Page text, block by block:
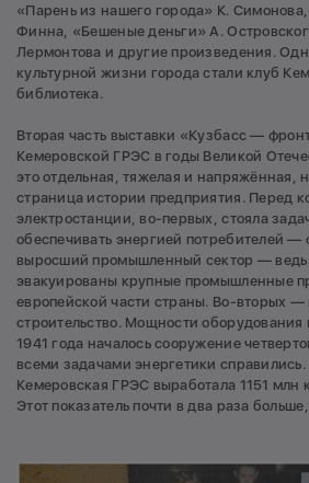
«Парень из нашего города» К.
Финна, «Бешеные деньги» А.
Лермонтова и другие произведения.
культурной жизни города стали клуб
библиотека.
Вторая часть выставки «Кузбасс —
Кемеровской ГРЭС в годы Великой
это отдельная, тяжелая и напряжённая,
страница истории предприятия. Перед
электростанции, во-первых, стояла
обеспечивать энергией потребителей
выросший промышленный сектор — ведь
эвакуированы крупные промышленные
европейской части страны. Во-вторых —
строительство. Мощности оборудования
1941 года началось сооружение
всеми задачами энергетики
Кемеровская ГРЭС выработала 1151 млн
Этот показатель почти в два раза